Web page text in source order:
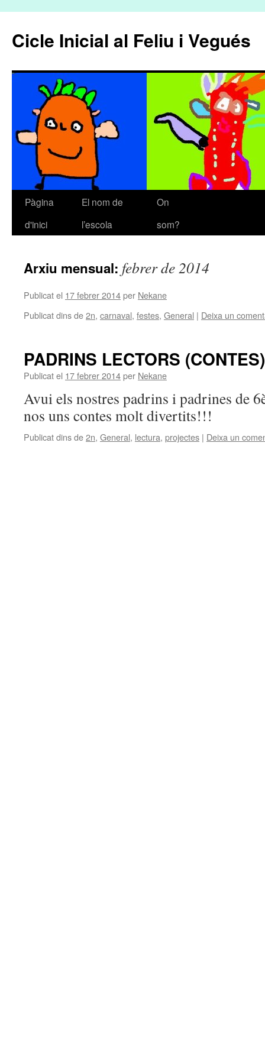
Cicle Inicial al Feliu i Vegués
Vés
Pàgina
d'inici
El nom de
l’escola
On
som?
Arxiu mensual: febrer de 2014
Publicat el 17 febrer 2014per Nekane
Publicat dins de2n, carnaval, festes, General | Deixa un
PADRINS LECTORS (CONTES)
Publicat el 17 febrer 2014per Nekane
Avui els nostres padrins i padrines de
nos uns contes molt divertits!!!
Publicat dins de2n, General, lectura, projectes | Deixa un